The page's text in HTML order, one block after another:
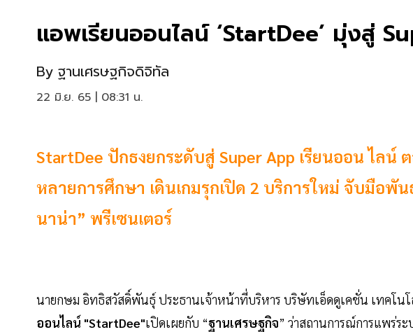
แอพเรียนออนไลน์ ‘StartDee’ มุ่งสู่
By ฐานเศรษฐกิจดิจิทัล
22 มิ.ย. 65 | 08:31 น.
StartDee ปักธงยกระดับสู่ Super App เรียนออน ไลน์
หลายการศึกษา เดินเกมรุกเปิด 2 บริการใหม่ จับมือพั
นาน่า” พรีเซนเตอร์
นายกษม อิทธิสวัสดิ์พันธุ์ ประธานเจ้าหน้าที่บริหาร บริษัทเอ็ดดูเคชั่น เทคโนโ
ออนไลน์ "StartDee"เปิดเผยกับ “ฐานเศรษฐกิจ” ว่าสถานการณ์การแพร่ร